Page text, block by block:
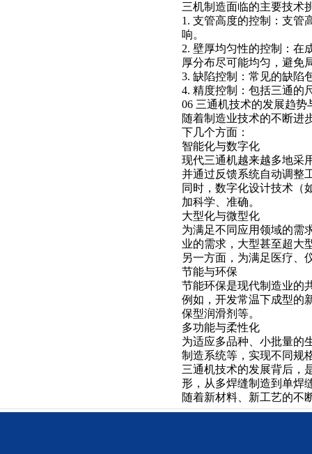
三机制造面临的主要技术
1. 支管高度的控制：支管
响。
2. 壁厚均匀性的控制：在
厚分布尽可能均匀，避免
3. 缺陷控制：常见的缺陷
4. 精度控制：包括三通的
06 三通机技术的发展趋势
随着制造业技术的不断进
下几个方面：
智能化与数字化
现代三通机越来越多地采
并通过反馈系统自动调整
同时，数字化设计技术（
加科学、准确。
大型化与微型化
为满足不同应用领域的需
业的需求，大型甚至超大
另一方面，为满足医疗、
节能与环保
节能环保是现代制造业的
例如，开发常温下成型的
保型润滑剂等。
多功能与柔性化
为适应多品种、小批量的
制造系统等，实现不同规
三通机技术的发展背后，
形，从多焊缝制造到单焊
随着新材料、新工艺的不